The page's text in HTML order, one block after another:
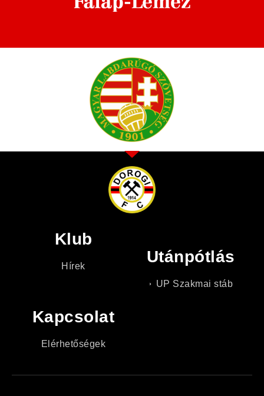
Klub
Hírek
Utánpótlás
UP Szakmai stáb
Kapcsolat
Elérhetőségek